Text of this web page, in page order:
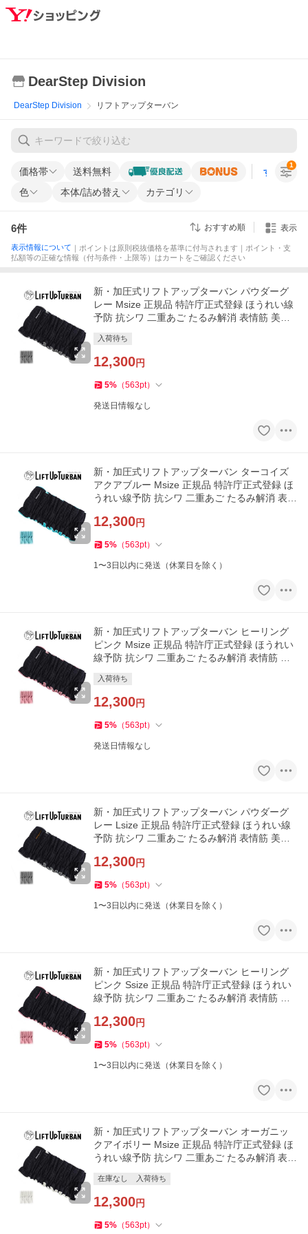
DearStep Division
DearStep Division リフトアップターバン
価格帯 送料無料 すべての条
色 本体/詰め替え カテゴリ
1
6件 おすすめ順 表示
表示情報について ｜ポイントは原則税抜価格を基準に付与されます｜ポイント・支
払額等の正確な情報（付与条件・上限等）はカートをご確認ください
新・加圧式リフトアップターバン パウダーグ
レー Msize 正規品 特許庁正式登録 ほうれい線
予防 抗シワ 二重あご たるみ解消 表情筋 美顔
入荷待ち
12,300円
5% （563pt）
発送日情報なし
新・加圧式リフトアップターバン ターコイズ
アクアブルー Msize 正規品 特許庁正式登録 ほ
うれい線予防 抗シワ 二重あご たるみ解消 表情
12,300円
5% （563pt）
1〜3日以内に発送（休業日を除く）
新・加圧式リフトアップターバン ヒーリング
ピンク Msize 正規品 特許庁正式登録 ほうれい
線予防 抗シワ 二重あご たるみ解消 表情筋 美
入荷待ち
12,300円
5% （563pt）
発送日情報なし
新・加圧式リフトアップターバン パウダーグ
レー Lsize 正規品 特許庁正式登録 ほうれい線
予防 抗シワ 二重あご たるみ解消 表情筋 美顔
12,300円
5% （563pt）
1〜3日以内に発送（休業日を除く）
新・加圧式リフトアップターバン ヒーリング
ピンク Ssize 正規品 特許庁正式登録 ほうれい
線予防 抗シワ 二重あご たるみ解消 表情筋 美
12,300円
5% （563pt）
1〜3日以内に発送（休業日を除く）
新・加圧式リフトアップターバン オーガニッ
クアイボリー Msize 正規品 特許庁正式登録 ほ
うれい線予防 抗シワ 二重あご たるみ解消 表情
在庫なし 入荷待ち
12,300円
5% （563pt）